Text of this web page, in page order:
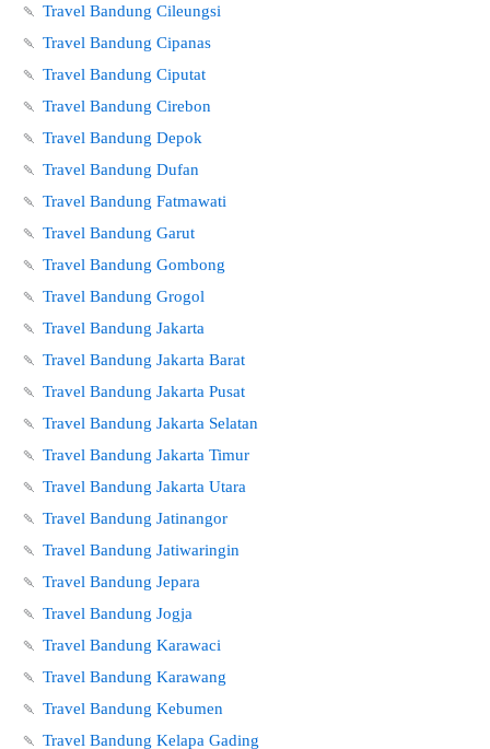
🍡 Travel Bandung Cileungsi
🍡 Travel Bandung Cipanas
🍡 Travel Bandung Ciputat
🍡 Travel Bandung Cirebon
🍡 Travel Bandung Depok
🍡 Travel Bandung Dufan
🍡 Travel Bandung Fatmawati
🍡 Travel Bandung Garut
🍡 Travel Bandung Gombong
🍡 Travel Bandung Grogol
🍡 Travel Bandung Jakarta
🍡 Travel Bandung Jakarta Barat
🍡 Travel Bandung Jakarta Pusat
🍡 Travel Bandung Jakarta Selatan
🍡 Travel Bandung Jakarta Timur
🍡 Travel Bandung Jakarta Utara
🍡 Travel Bandung Jatinangor
🍡 Travel Bandung Jatiwaringin
🍡 Travel Bandung Jepara
🍡 Travel Bandung Jogja
🍡 Travel Bandung Karawaci
🍡 Travel Bandung Karawang
🍡 Travel Bandung Kebumen
🍡 Travel Bandung Kelapa Gading